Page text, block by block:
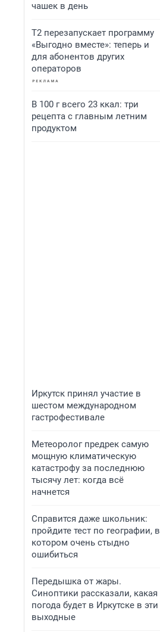
чашек в день
Т2 перезапускает программу
«Выгодно вместе»: теперь и
для абонентов других
операторов
В 100 г всего 23 ккал: три
рецепта с главным летним
продуктом
Иркутск принял участие в
шестом международном
гастрофестивале
Метеоролог предрек самую
мощную климатическую
катастрофу за последнюю
тысячу лет: когда всё
начнется
Справится даже школьник:
пройдите тест по географии, в
котором очень стыдно
ошибиться
Передышка от жары.
Синоптики рассказали, какая
погода будет в Иркутске в эти
выходные